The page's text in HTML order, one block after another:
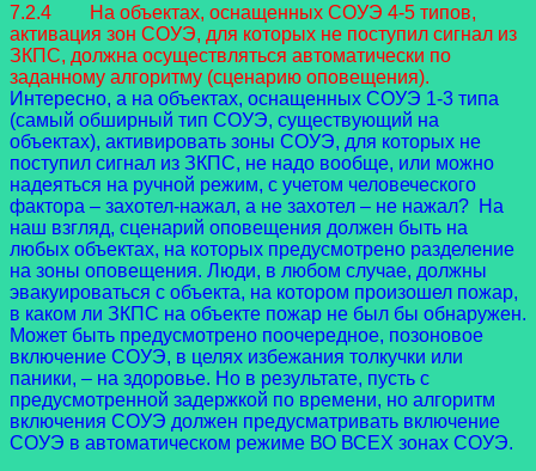
7.2.4 На объектах, оснащенных СОУЭ 4-5 типов,
активация зон СОУЭ, для которых не поступил сигнал из
ЗКПС, должна осуществляться автоматически по
заданному алгоритму (сценарию оповещения).
Интересно, а на объектах, оснащенных СОУЭ 1-3 типа
(самый обширный тип СОУЭ, существующий на
объектах), активировать зоны СОУЭ, для которых не
поступил сигнал из ЗКПС, не надо вообще, или можно
надеяться на ручной режим, с учетом человеческого
фактора – захотел-нажал, а не захотел – не нажал? На
наш взгляд, сценарий оповещения должен быть на
любых объектах, на которых предусмотрено разделение
на зоны оповещения. Люди, в любом случае, должны
эвакуироваться с объекта, на котором произошел пожар,
в каком ли ЗКПС на объекте пожар не был бы обнаружен.
Может быть предусмотрено поочередное, позоновое
включение СОУЭ, в целях избежания толкучки или
паники, – на здоровье. Но в результате, пусть с
предусмотренной задержкой по времени, но алгоритм
включения СОУЭ должен предусматривать включение
СОУЭ в автоматическом режиме ВО ВСЕХ зонах СОУЭ.